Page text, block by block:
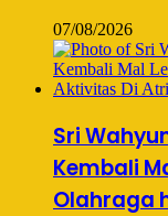
07/08/2026
Sri
Kembali
Olahraga